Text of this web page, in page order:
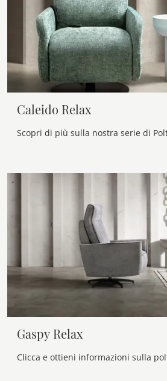
Caleido Relax
Gaspy Relax